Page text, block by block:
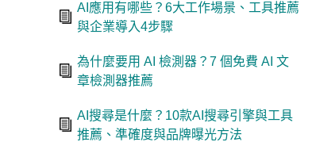
AI應用有哪些？6大工作場景、工具推薦
與企業導入4步驟
為什麼要用 AI 檢測器？7 個免費 AI 文
章檢測器推薦
AI搜尋是什麼？10款AI搜尋引擎與工具
推薦、準確度與品牌曝光方法